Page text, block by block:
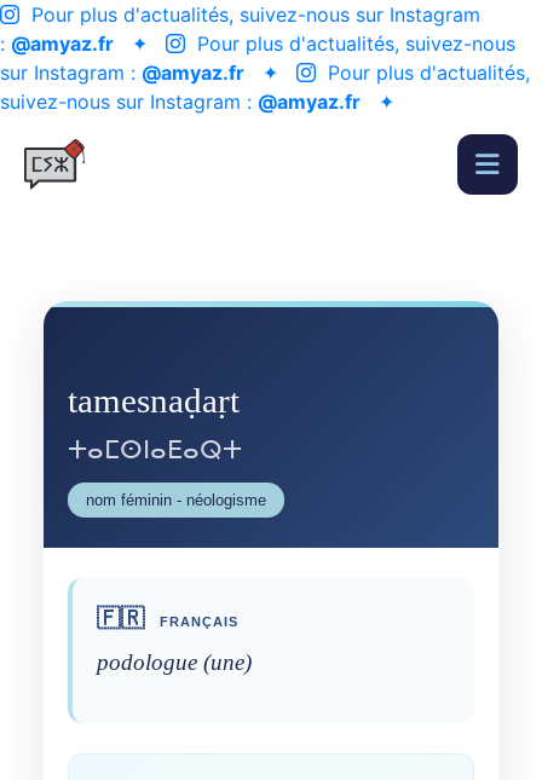
Pour plus d'actualités, suivez-nous sur Instagram
: @amyaz.fr ✦
Pour plus d'actualités, suivez-nous
sur Instagram : @amyaz.fr ✦
Pour plus d'actualités,
suivez-nous sur Instagram : @amyaz.fr ✦
tamesnaḍaṛt
ⵜⴰⵎⵙⵏⴰⴹⴰⵕⵜ
nom féminin - néologisme
🇫🇷 FRANÇAIS
podologue (une)